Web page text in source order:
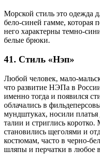
Морской стиль это одежда
бело-синей гамме, которая
него характерны темно-
белые брюки.
41. Стиль «Нэп»
Любой человек, мало-
что развитие НЭПа в
именно тогда и появился
облачались в
мундштуках, носили
талии и стриглись
становились щеголями и
костюмам, часто в черно-
шляпы и перчатки в любое